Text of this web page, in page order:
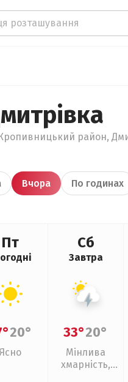
район,
Вчора По годинах
Пт
20°
Ясно
Сб
Завтра
33°20°
Мінлива
хмарність,